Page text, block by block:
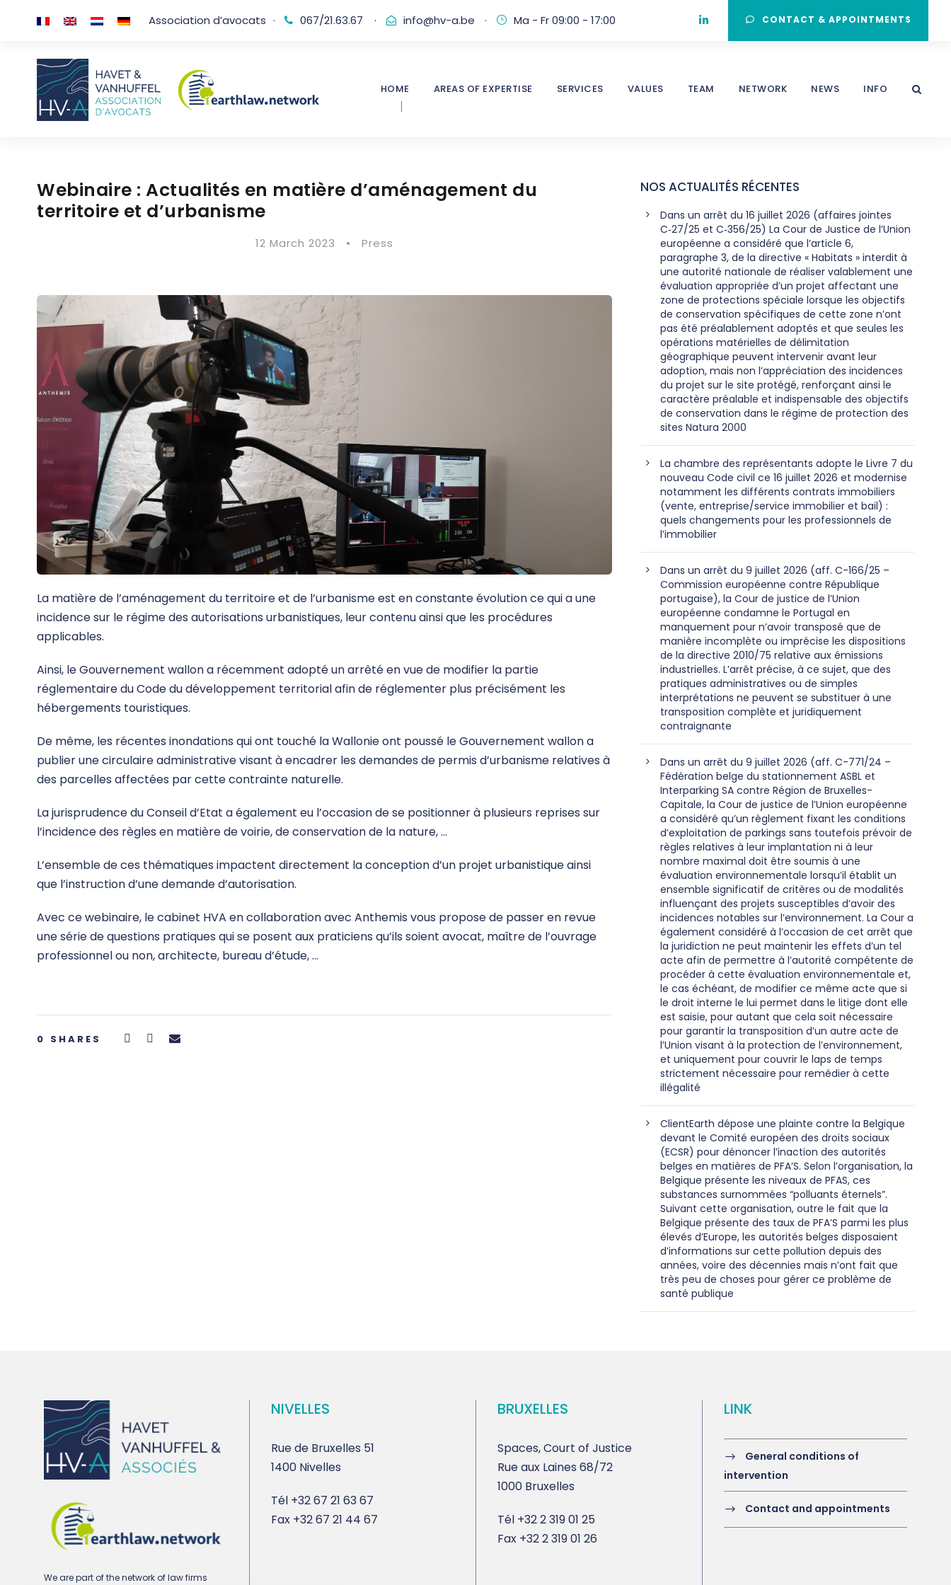
Association d’avocats · 067/21.63.67 · info@hv-a.be · Ma - Fr 09:00 - 17:00 CONTACT & APPOINTMENTS
HOME AREAS OF EXPERTISE SERVICES VALUES TEAM NETWORK NEWS INFO
Webinaire : Actualités en matière d’aménagement du
territoire et d’urbanisme
12 March 2023 • Press
La matière de l’aménagement du territoire et de l’urbanisme est en constante évolution ce qui a une
incidence sur le régime des autorisations urbanistiques, leur contenu ainsi que les procédures
applicables.
Ainsi, le Gouvernement wallon a récemment adopté un arrêté en vue de modifier la partie
réglementaire du Code du développement territorial afin de réglementer plus précisément les
hébergements touristiques.
De même, les récentes inondations qui ont touché la Wallonie ont poussé le Gouvernement wallon a
publier une circulaire administrative visant à encadrer les demandes de permis d’urbanisme relatives à
des parcelles affectées par cette contrainte naturelle.
La jurisprudence du Conseil d’Etat a également eu l’occasion de se positionner à plusieurs reprises sur
l’incidence des règles en matière de voirie, de conservation de la nature, …
L’ensemble de ces thématiques impactent directement la conception d’un projet urbanistique ainsi
que l’instruction d’une demande d’autorisation.
Avec ce webinaire, le cabinet HVA en collaboration avec Anthemis vous propose de passer en revue
une série de questions pratiques qui se posent aux praticiens qu’ils soient avocat, maître de l’ouvrage
professionnel ou non, architecte, bureau d’étude, …
0 SHARES
NOS ACTUALITÉS RÉCENTES
Dans un arrêt du 16 juillet 2026 (affaires jointes
C‑27/25 et C‑356/25) La Cour de Justice de l’Union
européenne a considéré que l’article 6,
paragraphe 3, de la directive « Habitats » interdit à
une autorité nationale de réaliser valablement une
évaluation appropriée d’un projet affectant une
zone de protections spéciale lorsque les objectifs
de conservation spécifiques de cette zone n’ont
pas été préalablement adoptés et que seules les
opérations matérielles de délimitation
géographique peuvent intervenir avant leur
adoption, mais non l’appréciation des incidences
du projet sur le site protégé, renforçant ainsi le
caractère préalable et indispensable des objectifs
de conservation dans le régime de protection des
sites Natura 2000
La chambre des représentants adopte le Livre 7 du
nouveau Code civil ce 16 juillet 2026 et modernise
notamment les différents contrats immobiliers
(vente, entreprise/service immobilier et bail) :
quels changements pour les professionnels de
l’immobilier
Dans un arrêt du 9 juillet 2026 (aff. C-166/25 –
Commission européenne contre République
portugaise), la Cour de justice de l’Union
européenne condamne le Portugal en
manquement pour n’avoir transposé que de
manière incomplète ou imprécise les dispositions
de la directive 2010/75 relative aux émissions
industrielles. L’arrêt précise, à ce sujet, que des
pratiques administratives ou de simples
interprétations ne peuvent se substituer à une
transposition complète et juridiquement
contraignante
Dans un arrêt du 9 juillet 2026 (aff. C-771/24 –
Fédération belge du stationnement ASBL et
Interparking SA contre Région de Bruxelles-
Capitale, la Cour de justice de l’Union européenne
a considéré qu’un règlement fixant les conditions
d’exploitation de parkings sans toutefois prévoir de
règles relatives à leur implantation ni à leur
nombre maximal doit être soumis à une
évaluation environnementale lorsqu’il établit un
ensemble significatif de critères ou de modalités
influençant des projets susceptibles d’avoir des
incidences notables sur l’environnement. La Cour a
également considéré à l’occasion de cet arrêt que
la juridiction ne peut maintenir les effets d’un tel
acte afin de permettre à l’autorité compétente de
procéder à cette évaluation environnementale et,
le cas échéant, de modifier ce même acte que si
le droit interne le lui permet dans le litige dont elle
est saisie, pour autant que cela soit nécessaire
pour garantir la transposition d’un autre acte de
l’Union visant à la protection de l’environnement,
et uniquement pour couvrir le laps de temps
strictement nécessaire pour remédier à cette
illégalité
ClientEarth dépose une plainte contre la Belgique
devant le Comité européen des droits sociaux
(ECSR) pour dénoncer l’inaction des autorités
belges en matières de PFA’S. Selon l’organisation, la
Belgique présente les niveaux de PFAS, ces
substances surnommées “polluants éternels”.
Suivant cette organisation, outre le fait que la
Belgique présente des taux de PFA’S parmi les plus
élevés d’Europe, les autorités belges disposaient
d’informations sur cette pollution depuis des
années, voire des décennies mais n’ont fait que
très peu de choses pour gérer ce problème de
santé publique
We are part of the network of law firms
NIVELLES
Rue de Bruxelles 51
1400 Nivelles
Tél +32 67 21 63 67
Fax +32 67 21 44 67
BRUXELLES
Spaces, Court of Justice
Rue aux Laines 68/72
1000 Bruxelles
Tél +32 2 319 01 25
Fax +32 2 319 01 26
LINK
General conditions of
intervention
Contact and appointments